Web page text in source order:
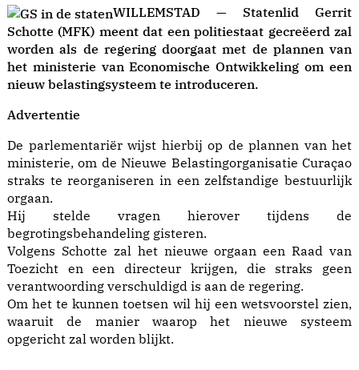
WILLEMSTAD — Statenlid Gerrit
Schotte (MFK) meent dat een politiestaat gecreëerd zal
worden als de regering doorgaat met de plannen van
het ministerie van Economische Ontwikkeling om een
nieuw belastingsysteem te introduceren.
Advertentie
De parlementariër wijst hierbij op de plannen van het
ministerie, om de Nieuwe Belastingorganisatie Curaçao
straks te reorganiseren in een zelfstandige bestuurlijk
orgaan.
Hij stelde vragen hierover tijdens de
begrotingsbehandeling gisteren.
Volgens Schotte zal het nieuwe orgaan een Raad van
Toezicht en een directeur krijgen, die straks geen
verantwoording verschuldigd is aan de regering.
Om het te kunnen toetsen wil hij een wetsvoorstel zien,
waaruit de manier waarop het nieuwe systeem
opgericht zal worden blijkt.